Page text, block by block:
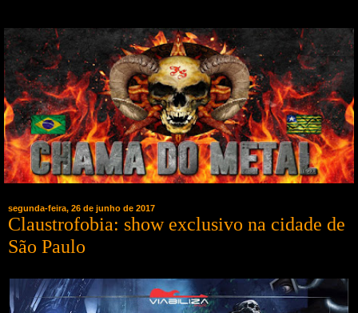
segunda-feira, 26 de junho de 2017
Claustrofobia: show exclusivo na cidade de
São Paulo